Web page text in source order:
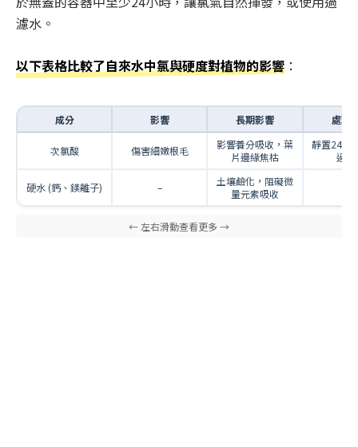
濾水。
以下表格比較了自來水中氯與硬度對植物的影響 ：
成分 影響 長期影響 處理
次氯酸 傷害細嫩根毛
影響養分吸收，葉
片邊緣焦枯
靜置24小
過濾
硬水 (鈣、鎂離子) –
土壤鹼化，阻礙微
量元素吸收